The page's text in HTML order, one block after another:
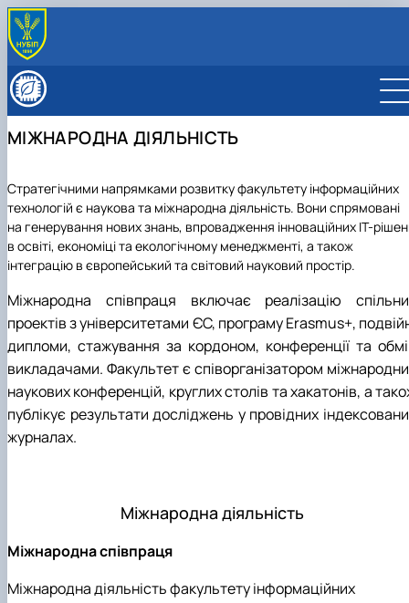
ПРО ФАКУЛЬТЕТ
Партнерство та співпраця
Культурно-виховна робота
Сенат Студентської організації
Академічна доброчесність
Нормативно-правові документи
Скринька довіри
КАФЕДРИ
Кафедра економічної кібернетики
Кафедра інформаційних систем і технологій
Кафедра комп'ютерних систем, мереж та
кібербезпеки
ОСВІТНЯ ДІЯЛЬНІСТЬ
Вибіркові дисципліни
Каталог навчальних планів
Графік навчання та розклад занять
Рейтинг студентів
Олімпіада з програмування ACM ICPC
Скринька довіри
Сторінка магістра
Графік відкритих лекцій
Наукові дослідження
Інноваційна діяльність
Наукові гуртки
План дій з гендерної рівності та рівних
можливостей
Обговорення ОНП
Анкета здобувача наукового ступеня
Анкета для опитування стейкхолдерів
Нормативно-правові документи
Конференції
МІЖНАРОДНА ДІЯЛЬНІСТЬ
Міжнародна діяльність
проєкт DAAD
ВСТУПНА КОМПАНІЯ
Абітурієнту
Школа майбутнього ІТ фахівця
Замовити консультацію
ІТ НУБіП тести на профорієнтацію
Відгуки про навчання
МІЖНАРОДНА ДІЯЛЬНІСТЬ
Стратегічними напрямками розвитку факультету інформаційних
технологій є наукова та міжнародна діяльність. Вони спрямовані
на генерування нових знань, впровадження інноваційних ІТ-
в освіті, економіці та екологічному менеджменті, а також
інтеграцію в європейський та світовий науковий простір.
Міжнародна співпраця включає реалізацію
проектів з університетами ЄС, програму Erasmus+,
дипломи, стажування за кордоном, конференції та
викладачами. Факультет є співорганізатором
наукових конференцій, круглих столів та хакатонів, а
публікує результати досліджень у провідних
журналах.
Міжнародна діяльність
Міжнародна співпраця
Міжнародна діяльність факультету інформаційних